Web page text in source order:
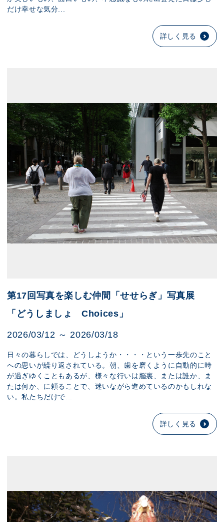
だけ幸せな気分...
詳しく見る
第17回写真を楽しむ仲間「せせらぎ」写真展
「どうしましょ Choices」
2026/03/12 ～ 2026/03/18
日々の暮らしでは、どうしようか・・・・という一歩先のこと
への思いが繰り返されている。朝、歯を磨くように自動的に時
が過ぎゆくこともあるが、様々な行いは脳裏、または誰か、ま
たは何か、に頼ることで、迷いながら進めているのかもしれな
い。私たちだけで...
詳しく見る